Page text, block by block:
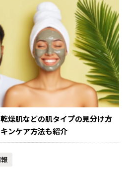
燥肌などの肌タイプの見分け方
ンケア方法も紹介